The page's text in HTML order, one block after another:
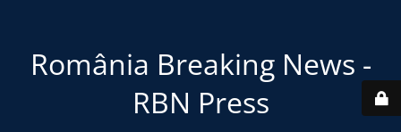
România Breaking News -
RBN Press